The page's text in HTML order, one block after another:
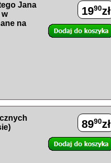
Jana
w
na
1990zł
8990zł